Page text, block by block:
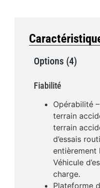
Options (4)
Fiabilité
Opérabilité
terrain
terrain
d’essais
entièrement
Véhicule
charge.
Plateforme